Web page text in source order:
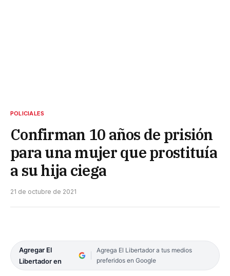
POLICIALES
Confirman 10 años de prisión
para una mujer que prostituía
a su hija ciega
21 de octubre de 2021
Agregar El
Libertador en
Agrega El Libertador a tus medios
preferidos en Google